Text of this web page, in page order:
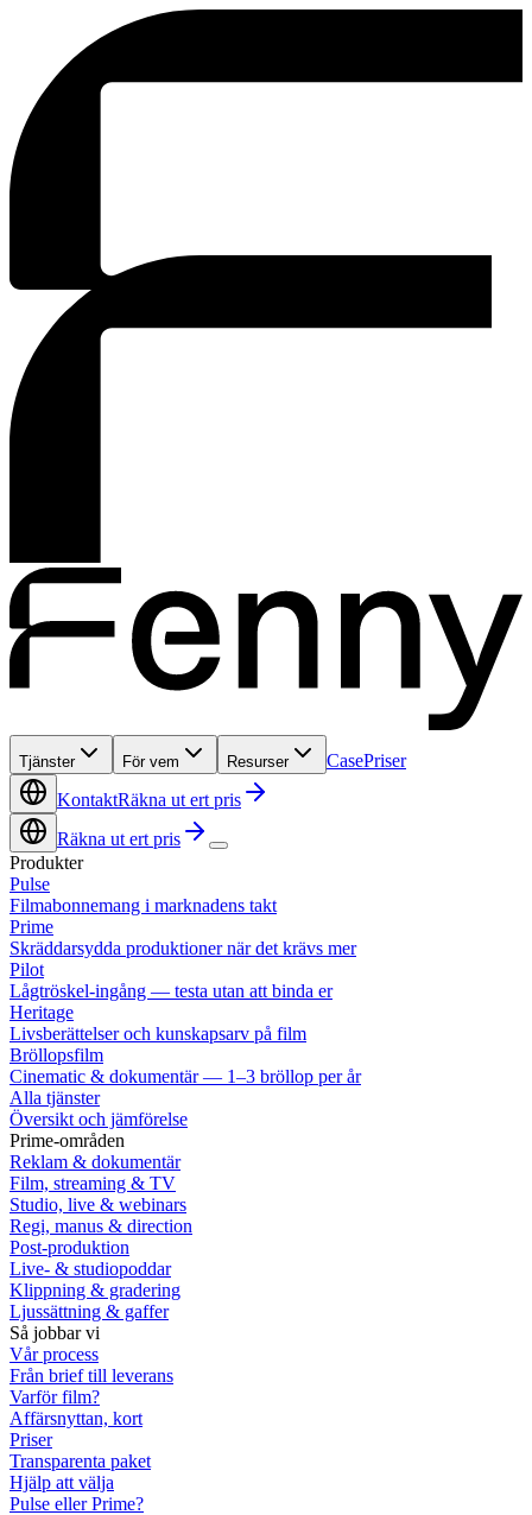
Tjänster För vem Resurser CasePriser
KontaktRäkna ut ert pris
Räkna ut ert pris
Produkter
Pulse
Filmabonnemang i marknadens takt
Prime
Skräddarsydda produktioner när det krävs mer
Pilot
Lågtröskel-ingång — testa utan att binda er
Heritage
Livsberättelser och kunskapsarv på film
Bröllopsfilm
Cinematic & dokumentär — 1–3 bröllop per år
Alla tjänster
Översikt och jämförelse
Prime-områden
Reklam & dokumentär
Film, streaming & TV
Studio, live & webinars
Regi, manus & direction
Post-produktion
Live- & studiopoddar
Klippning & gradering
Ljussättning & gaffer
Så jobbar vi
Vår process
Från brief till leverans
Varför film?
Affärsnyttan, kort
Priser
Transparenta paket
Hjälp att välja
Pulse eller Prime?